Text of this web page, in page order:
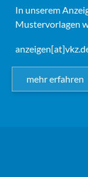
In unserem
Mustervorlagen
mehr erfahren